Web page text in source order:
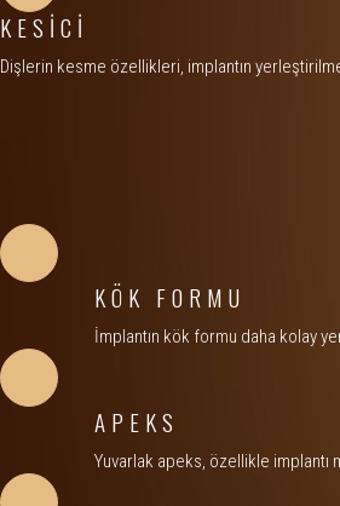
KESİCİ
Dişlerin kesme özellikleri, implantın
KÖK FORMU
İmplantın kök formu daha kolay
APEKS
Yuvarlak apeks, özellikle